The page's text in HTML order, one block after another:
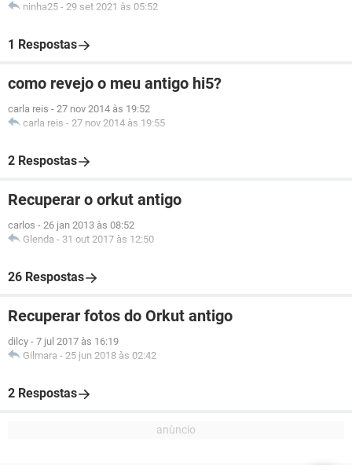
ninha25 - 29 set 2021 às 05:52
1 Respostas
como revejo o meu antigo hi5?
carla reis - 27 nov 2014 às 19:52
carla reis - 27 nov 2014 às 19:55
2 Respostas
Recuperar o orkut antigo
carlos - 26 jan 2013 às 08:52
Glenda - 31 out 2017 às 12:50
26 Respostas
Recuperar fotos do Orkut antigo
dilcy - 7 jul 2017 às 16:19
Gilmara - 25 jun 2018 às 02:42
2 Respostas